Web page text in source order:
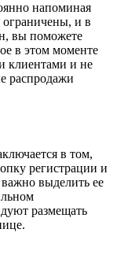
напоминая
ограничены, и в
вы поможете
в этом моменте
клиентами и не
распродажи
в том,
регистрации и
выделить ее
размещать